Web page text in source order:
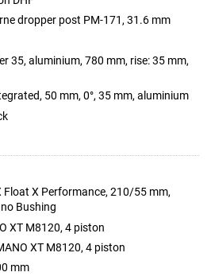
dropper post PM-171, 31.6 mm
35, aluminium, 780 mm, rise: 35 mm,
50 mm, 0°, 35 mm, aluminium
Float X Performance, 210/55 mm,
Bushing
XT M8120, 4 piston
XT M8120, 4 piston
mm